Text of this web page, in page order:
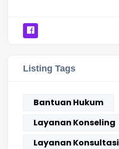
Listing Tags
Bantuan Hukum
Layanan Konseling
Layanan Konsultasi